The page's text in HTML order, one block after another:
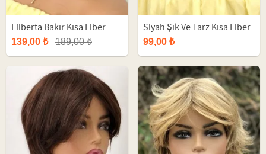
Filberta Bakır Kısa Fiber
Peruk
139,00 ₺ 189,00 ₺
Siyah Şık Ve Tarz Kısa Fiber
Sentetik Peruk
99,00 ₺